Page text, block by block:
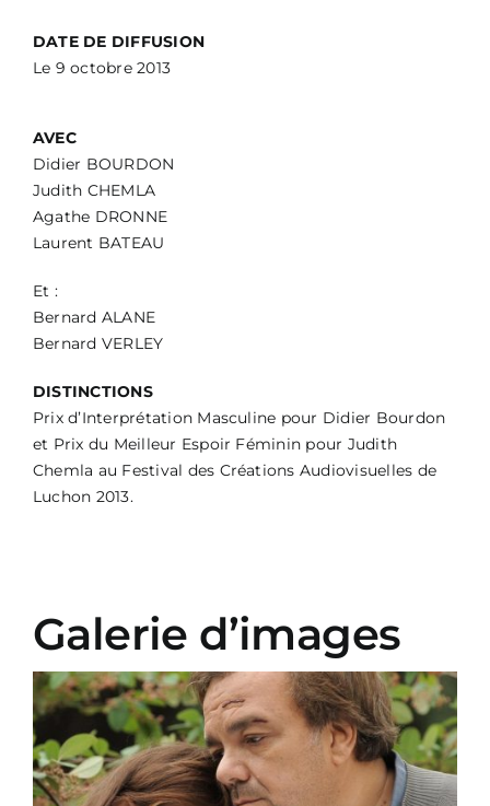
DATE DE DIFFUSION
Le 9 octobre 2013
AVEC
Didier BOURDON
Judith CHEMLA
Agathe DRONNE
Laurent BATEAU
Et :
Bernard ALANE
Bernard VERLEY
DISTINCTIONS
Prix d’Interprétation Masculine pour Didier Bourdon
et Prix du Meilleur Espoir Féminin pour Judith
Chemla au Festival des Créations Audiovisuelles de
Luchon 2013.
Galerie d’images